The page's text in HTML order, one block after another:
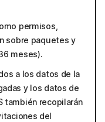
permisos,
sobre paquetes y
meses).
a los datos de la
y los datos de
también recopilarán
del